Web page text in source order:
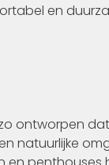
en
ontworpen
natuurlijke